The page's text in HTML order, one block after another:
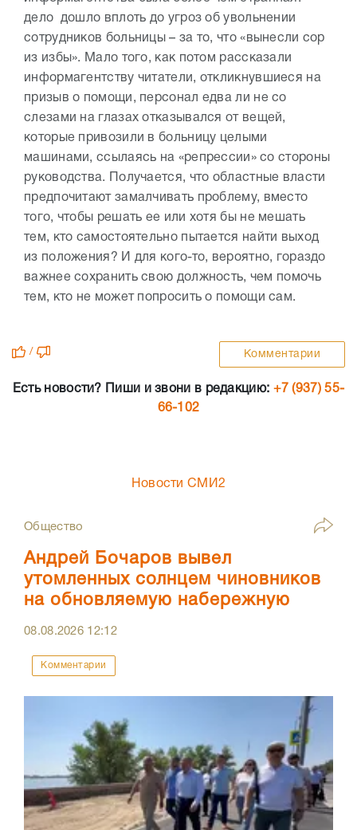
дело дошло вплоть до угроз об увольнении
сотрудников больницы – за то, что «вынесли сор
из избы». Мало того, как потом рассказали
информагентству читатели, откликнувшиеся на
призыв о помощи, персонал едва ли не со
слезами на глазах отказывался от вещей,
которые привозили в больницу целыми
машинами, ссылаясь на «репрессии» со стороны
руководства. Получается, что областные власти
предпочитают замалчивать проблему, вместо
того, чтобы решать ее или хотя бы не мешать
тем, кто самостоятельно пытается найти выход
из положения? И для кого-то, вероятно, гораздо
важнее сохранить свою должность, чем помочь
тем, кто не может попросить о помощи сам.
/ Комментарии
Есть новости? Пиши и звони в редакцию: +7 (937) 55-
66-102
Новости СМИ2
Общество
Андрей Бочаров вывел
утомленных солнцем чиновников
на обновляемую набережную
08.08.2026 12:12
Комментарии